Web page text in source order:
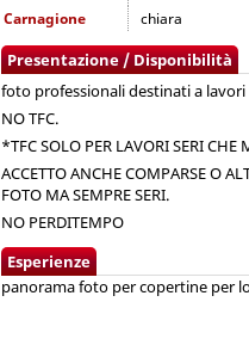
Carnagione
chiara
Presentazione / Disponibilità
foto professionali destinati a
NO TFC.
*TFC SOLO PER LAVORI SERI
ACCETTO ANCHE COMPARSE O
FOTO MA SEMPRE SERI.
NO PERDITEMPO
Esperienze
panorama foto per copertine per